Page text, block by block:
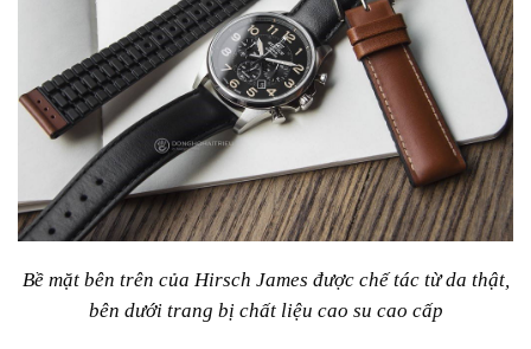
Bề mặt bên trên của Hirsch James được chế tác từ da thật,
bên dưới trang bị chất liệu cao su cao cấp